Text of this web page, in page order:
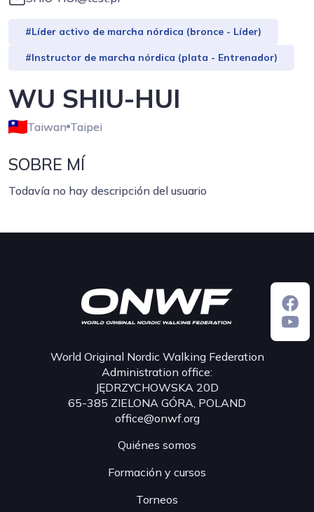
#Líder activo de marcha nórdica (bronce - Líder)
#Instructor de marcha nórdica (plata - Entrenador)
WU SHIU-HUI
Taiwan Taipei
SOBRE MÍ
Todavía no hay descripción del usuario
World Original Nordic Walking Federation
Administration office:
JĘDRZYCHOWSKA 20D
65-385 ZIELONA GÓRA, POLAND
office@onwf.org
Quiénes somos
Formación y cursos
Torneos